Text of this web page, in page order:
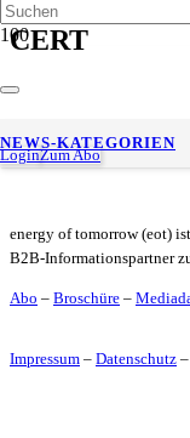
LoginZum Abo
NEWS-KATEGORIEN
CERT
Sechs Nominierte für
Utilisation 2026“
energy of tomorrow (eot)
B2B-Informationspartner
Abo – Broschüre –
Impressum – Datenschutz –